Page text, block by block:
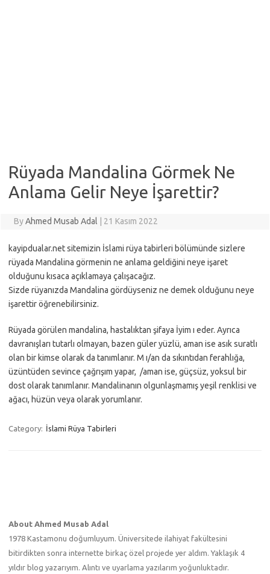
Rüyada Mandalina Görmek Ne
Anlama Gelir Neye İşarettir?
ByAhmed Musab Adal 21 Kasım 2022
kayipdualar.net sitemizin İslami rüya tabirleri bölümünde sizlere
rüyada Mandalina görmenin ne anlama geldiğini neye işaret
olduğunu kısaca açıklamaya çalışacağız.
Sizde rüyanızda Mandalina gördüyseniz ne demek olduğunu neye
işarettir öğrenebilirsiniz.
Rüyada görülen mandalina, hastalıktan şifaya İyim ı eder. Ayrıca
davranışları tutarlı olmayan, bazen güler yüzlü, aman ise asık suratlı
olan bir kimse olarak da tanımlanır. M ı/an da sıkıntıdan ferahlığa,
üzüntüden sevince çağrışım yapar, /aman ise, güçsüz, yoksul bir
dost olarak tanımlanır. Mandalinanın olgunlaşmamış yeşil renklisi ve
ağacı, hüzün veya olarak yorumlanır.
Category: İslami Rüya Tabirleri
About Ahmed Musab Adal
1978 Kastamonu doğumluyum. Üniversitede ilahiyat fakültesini
bitirdikten sonra internette birkaç özel projede yer aldım. Yaklaşık 4
yıldır blog yazarıyım. Alıntı ve uyarlama yazılarım yoğunluktadır.